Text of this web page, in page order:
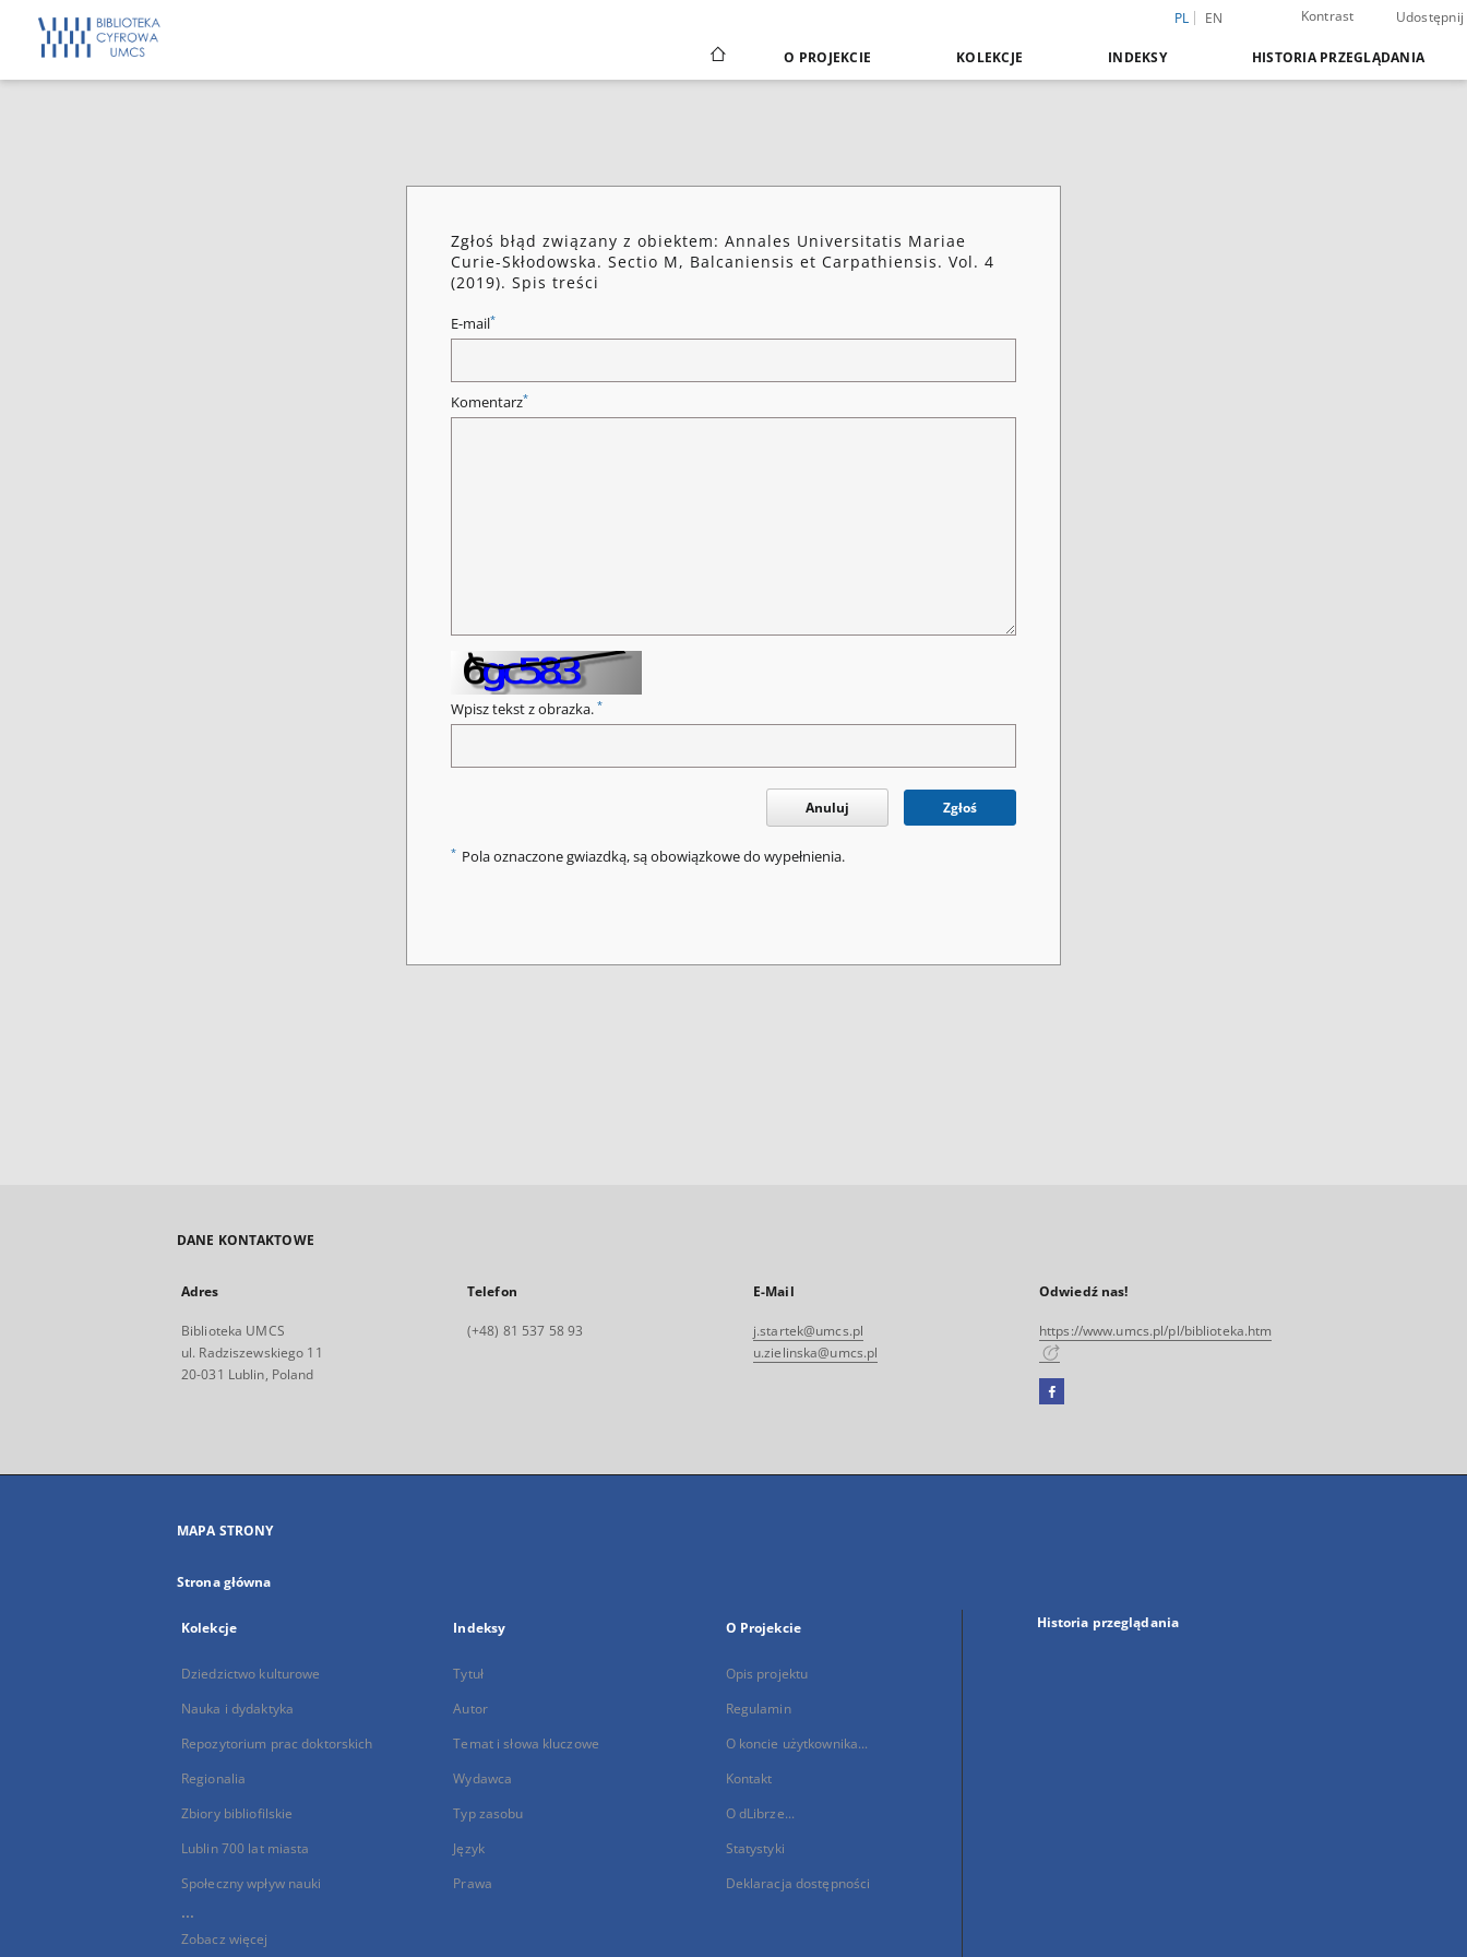
PL EN Kontrast Udostępnij
O PROJEKCIE KOLEKCJE INDEKSY HISTORIA PRZEGLĄDANIA
Zgłoś błąd związany z obiektem: Annales Universitatis Mariae
Curie-Skłodowska. Sectio M, Balcaniensis et Carpathiensis. Vol. 4
(2019). Spis treści
E-mail*
Komentarz*
Wpisz tekst z obrazka. *
Anuluj Zgłoś
* Pola oznaczone gwiazdką, są obowiązkowe do wypełnienia.
DANE KONTAKTOWE
Adres
Biblioteka UMCS
ul. Radziszewskiego 11
20-031 Lublin, Poland
Telefon
(+48) 81 537 58 93
E-Mail
j.startek@umcs.pl
u.zielinska@umcs.pl
Odwiedź nas!
https://www.umcs.pl/pl/biblioteka.htm
Facebook
się
MAPA STRONY
Strona główna
Kolekcje
Dziedzictwo kulturowe
Nauka i dydaktyka
Repozytorium prac doktorskich
Regionalia
Zbiory bibliofilskie
Lublin 700 lat miasta
Społeczny wpływ nauki
...
Zobacz więcej
Indeksy
Tytuł
Autor
Temat i słowa kluczowe
Wydawca
Typ zasobu
Język
Prawa
O Projekcie
Opis projektu
Regulamin
O koncie użytkownika...
Kontakt
O dLibrze...
Statystyki
Deklaracja dostępności
Historia przeglądania